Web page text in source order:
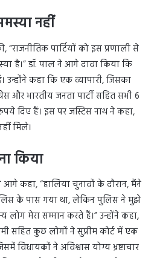
नहीं
“राजनीतिक पार्टियों को इस प्रणाली से
है।” डॉ. पाल ने आगे दावा किया कि
उन्होंने कहा कि एक व्यापारी, जिसका
और भारतीय जनता पार्टी सहित सभी 6
दिए हैं। इस पर जस्टिस नाथ ने कहा,
मिले।
किया
कहा, “हालिया चुनावों के दौरान, मैंने
के पास गया था, लेकिन पुलिस ने मुझे
लोग मेरा सम्मान करते हैं।” उन्होंने कहा,
सहित कुछ लोगों ने सुप्रीम कोर्ट में एक
विधायकों ने अविश्वास योग्य भ्रष्टाचार